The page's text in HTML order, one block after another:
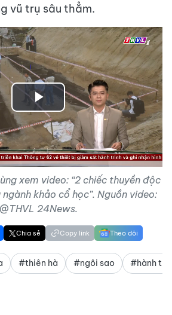
vũ trụ sâu thẳm.
Play
Video
xem video: “2 chiếc thuyền độc
khảo cổ học”. Nguồn video:
@THVL 24News.
Chia sẻ Copy link Theo dõi
#thiên hà #ngôi sao #hành